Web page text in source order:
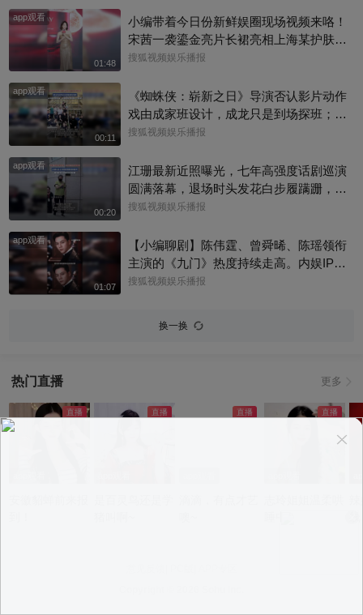
app观看
01:48
小编带着今日份新鲜娱圈现场视频来咯！
宋茜一袭鎏金亮片长裙亮相上海某护肤品
牌举办的新品发布会，活动上，她教学护
有哪些趣事吧#宋茜
搜狐视频娱乐播报
app观看
00:11
《蜘蛛侠：崭新之日》导演否认影片动作
戏由成家班设计，成龙只是到场探班；本
片武指张鹏师从成家班的布拉德·艾伦，成
搜狐视频娱乐播报
app观看
00:20
江珊最新近照曝光，七年高强度话剧巡演
圆满落幕，退场时头发花白步履蹒跚，手
捂胸口状态疲惫
搜狐视频娱乐播报
app观看
01:07
【小编聊剧】陈伟霆、曾舜晞、陈瑶领衔
主演的《九门》热度持续走高。内娱IP改
编难得一见！陈伟霆版张启山，盗墓笔记
戏啦 @星同事 @小申小申 @小纪炖蘑菇
搜狐视频娱乐播报
换一换
热门直播 更多